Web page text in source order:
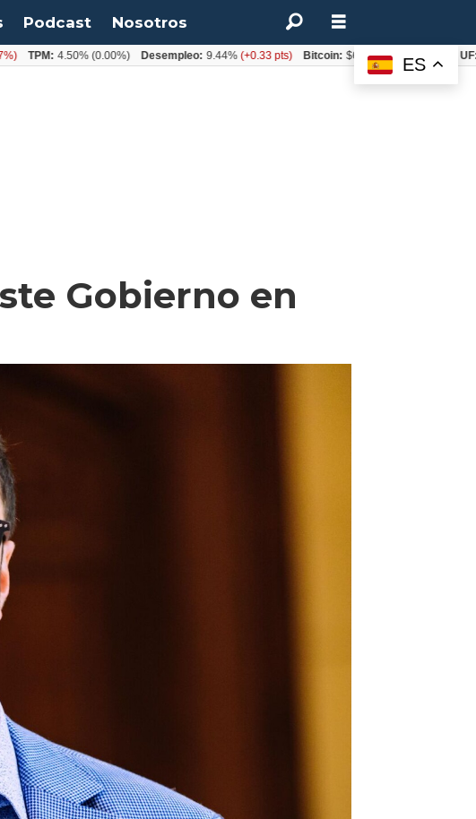
Podcast Nosotros
Gobierno en
ES
4.50%(0.00%) Desempleo: 9.44%(+0.33 pts) Bitcoin: $64.600,08(+2.93%)